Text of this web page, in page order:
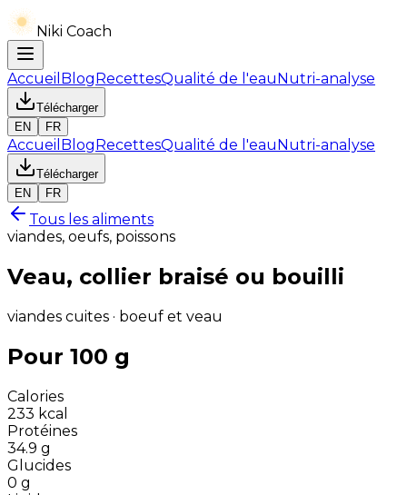
Niki Coach
Accueil BlogRecettesQualité de l'eauNutri-analyse
Télécharger
EN
FR
Accueil BlogRecettesQualité de l'eauNutri-analyse
Télécharger
EN
FR
Tous les aliments
viandes, oeufs, poissons
Veau, collier braisé ou bouilli
viandes cuites · boeuf et veau
Pour 100 g
Calories
233 kcal
Protéines
34.9 g
Glucides
0 g